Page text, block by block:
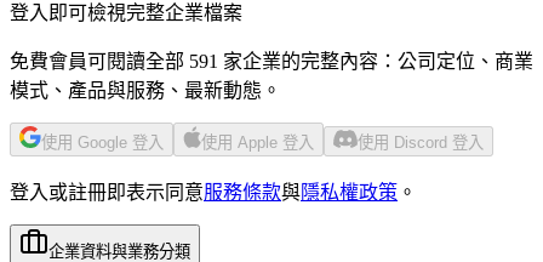
登入即可檢視完整企業檔案
免費會員可閱讀全部 591 家企業的完整內容：公司定位、商業
模式、產品與服務、最新動態。
使用 Google 登入 使用 Apple 登入 使用 Discord 登入
登入或註冊即表示同意服務條款與隱私權政策 。
企業資料與業務分類